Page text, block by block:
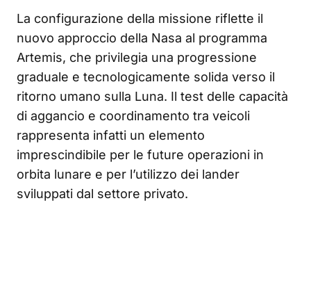
La configurazione della missione riflette il
nuovo approccio della Nasa al programma
Artemis, che privilegia una progressione
graduale e tecnologicamente solida verso il
ritorno umano sulla Luna. Il test delle capacità
di aggancio e coordinamento tra veicoli
rappresenta infatti un elemento
imprescindibile per le future operazioni in
orbita lunare e per l’utilizzo dei lander
sviluppati dal settore privato.